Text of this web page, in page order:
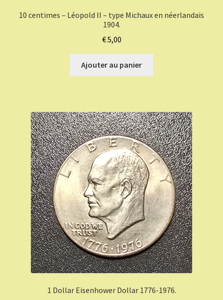
10 centimes – Léopold II – type Michaux en néerlandais
1904.
€5,00
Ajouter au panier
1 Dollar Eisenhower Dollar 1776-1976.